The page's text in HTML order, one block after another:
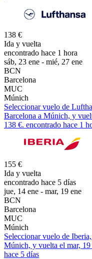
138 €
Ida y vuelta
encontrado hace 1 hora
sáb, 23 ene - mié, 27 ene
BCN
Barcelona
MUC
Múnich
Seleccionar vuelo de
Barcelona a Múnich, y
138 €. encontrado hace 1
155 €
Ida y vuelta
encontrado hace 5 días
jue, 14 ene - mar, 19 ene
BCN
Barcelona
MUC
Múnich
Seleccionar vuelo de
Múnich, y vuelta el mar,
hace 5 días